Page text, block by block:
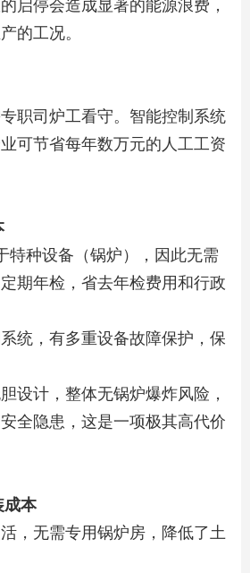
启停会造成显著的能源浪费，
的工况。
职司炉工看守。智能控制系统
可节省每年数万元的人工工资
特种设备（锅炉），因此无需
期年检，省去年检费用和行政
统，有多重设备故障保护，保
设计，整体无锅炉爆炸风险，
全隐患，这是一项极其高代价
本
，无需专用锅炉房，降低了土